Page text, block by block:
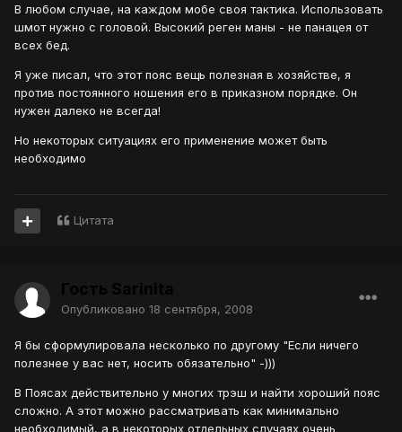
В любом случае, на каждом мобе своя тактика. Использовать
шмот нужно с головой. Высокий реген маны - не панацея от
всех бед.
Я уже писал, что этот пояс вещь полезная в хозяйстве, я
против постоянного ношения его в приказном порядке. Он
нужен далеко не всегда!
Но некоторых ситуациях его применение может быть
необходимо
Цитата
Опубликовано 18 сентября, 2008
Я бы сформулировала несколько по другому "Если ничего
полезнее у вас нет, носить обязательно" -)))
В Поясах действительно у многих трэш и найти хороший пояс
сложно. А этот можно рассматривать как минимально
необходимый, а в некоторых отдельных случаях очень